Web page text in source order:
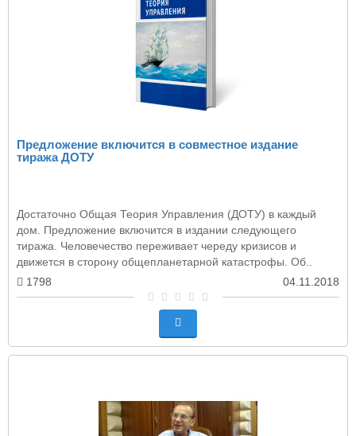
Предложение включится в совместное изданиe
тиража ДОТУ
Достаточно Общая Теория Управления (ДОТУ) в каждый
дом. Предложение включится в издании следующего
тиража. Человечество переживает череду кризисов и
движется в сторону общепланетарной катастрофы. Об..
1798
04.11.2018